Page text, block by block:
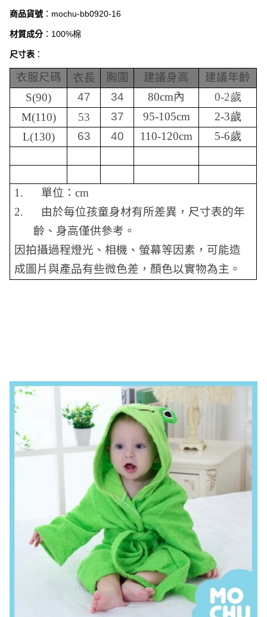
商品貨號 ： mochu-bb0920-16
材質成分 ：100%棉
尺寸表 ：
衣服尺碼 衣長 胸圍 建議身高
建議年齡
S(90)
47 34 80cm內
0-2歲
M(110)
53 37 95-105cm
2-3歲
L(130)
63 40 110-120cm 5-6歲
1. 單位：cm
2.
由於每位孩童身材有所差異，尺寸表的年
齡、身高僅供參考。
因拍攝過程燈光、相機、螢幕等因素，可能造
成圖片與產品有些微色差，顏色以實物為主。